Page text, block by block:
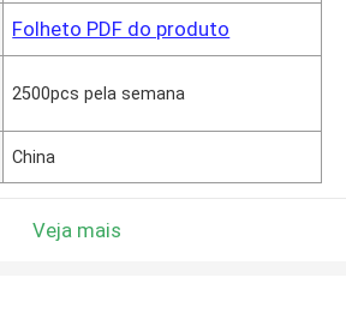
Folheto PDF do produto
2500pcs pela semana
China
Veja mais